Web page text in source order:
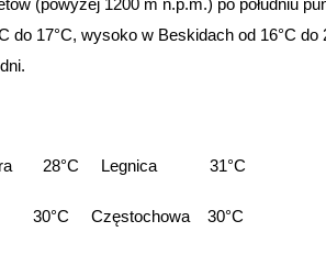
(powyżej 1200 m n.p.m.) po południu
do 17°C, wysoko w Beskidach od 16°C
28°C Legnica 31°C
Częstochowa 30°C